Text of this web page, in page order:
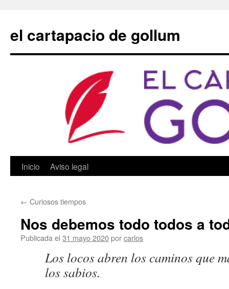
contenido
el cartapacio de gollum
Inicio Aviso legal
← Curiosos tiempos
Nos debemos todo todos a
Publicada el 31 mayo 2020porcarlos
Los locos abren los caminos que
los sabios.